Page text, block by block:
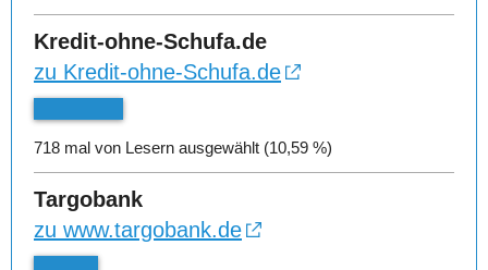
Kredit-ohne-Schufa.de
zu Kredit-ohne-Schufa.de
718 mal von Lesern ausgewählt (10,59 %)
Targobank
zu www.targobank.de